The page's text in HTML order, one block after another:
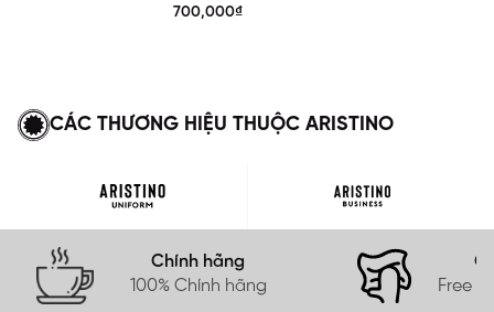
APS615EDP01
700,000₫
CÁC THƯƠNG HIỆU THUỘC ARISTINO
Chính hãng
100% Chính hãng
Free